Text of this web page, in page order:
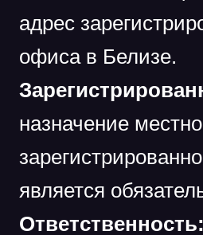
адрес
офиса в Белизе.
назначение
является
Ответственность: